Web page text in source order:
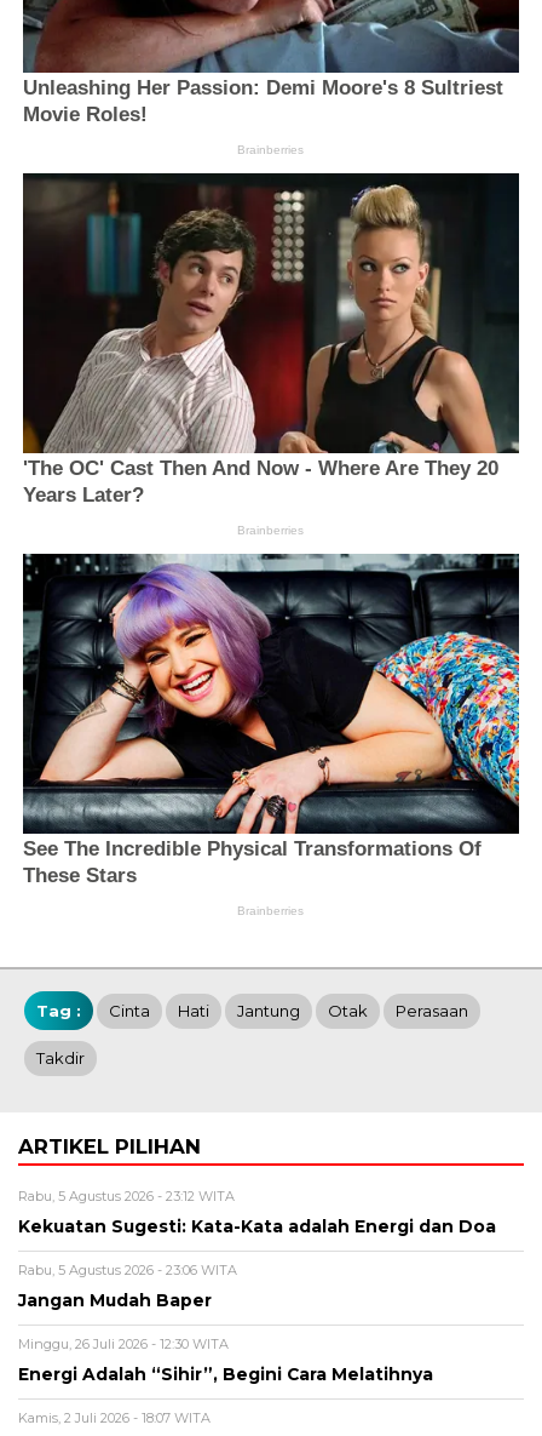
Tag : Cinta Hati Jantung Otak Perasaan
Takdir
ARTIKEL PILIHAN
Rabu, 5 Agustus 2026 - 23:12 WITA
Kekuatan Sugesti: Kata-Kata adalah Energi dan Doa
Rabu, 5 Agustus 2026 - 23:06 WITA
Jangan Mudah Baper
Minggu, 26 Juli 2026 - 12:30 WITA
Energi Adalah “Sihir”, Begini Cara Melatihnya
Kamis, 2 Juli 2026 - 18:07 WITA